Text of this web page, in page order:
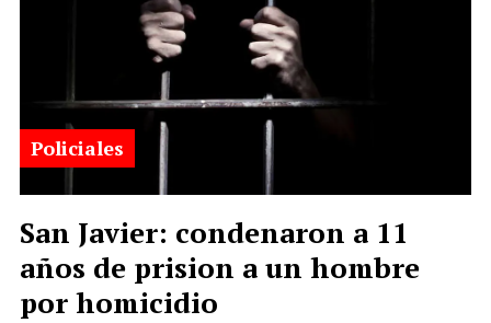
San Javier: condenaron a 11
años de prision a un hombre
por homicidio
Policiales